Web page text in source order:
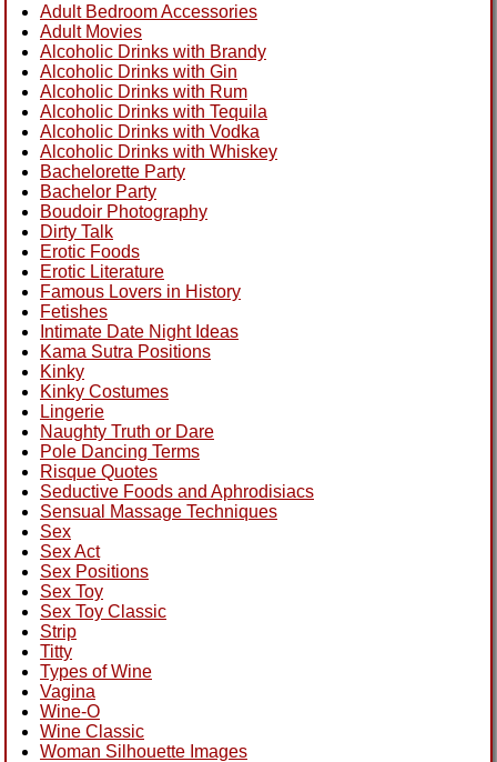
Adult Bedroom Accessories
Adult Movies
Alcoholic Drinks with Brandy
Alcoholic Drinks with Gin
Alcoholic Drinks with Rum
Alcoholic Drinks with Tequila
Alcoholic Drinks with Vodka
Alcoholic Drinks with Whiskey
Bachelorette Party
Bachelor Party
Boudoir Photography
Dirty Talk
Erotic Foods
Erotic Literature
Famous Lovers in History
Fetishes
Intimate Date Night Ideas
Kama Sutra Positions
Kinky
Kinky Costumes
Lingerie
Naughty Truth or Dare
Pole Dancing Terms
Risque Quotes
Seductive Foods and Aphrodisiacs
Sensual Massage Techniques
Sex
Sex Act
Sex Positions
Sex Toy
Sex Toy Classic
Strip
Titty
Types of Wine
Vagina
Wine-O
Wine Classic
Woman Silhouette Images